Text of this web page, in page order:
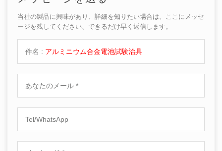
当社の製品に興味があり、詳細を知りたい場合は、ここにメッセ
ージを残してください、できるだけ早く返信します。
件名 : アルミニウム合金電池試験治具